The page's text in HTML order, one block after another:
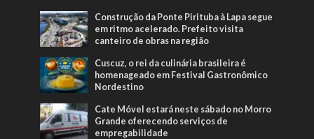
Construção da Ponte Pirituba à Lapa segue
em ritmo acelerado. Prefeito visita
canteiro de obras na região
Cuscuz, o rei da culinária brasileira é
homenageado em Festival Gastronômico
Nordestino
Cate Móvel estará neste sábado no Morro
Grande oferecendo serviços de
empregabilidade